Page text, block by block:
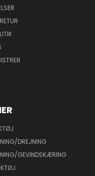
DREJNING
GEVINDSKÆRING